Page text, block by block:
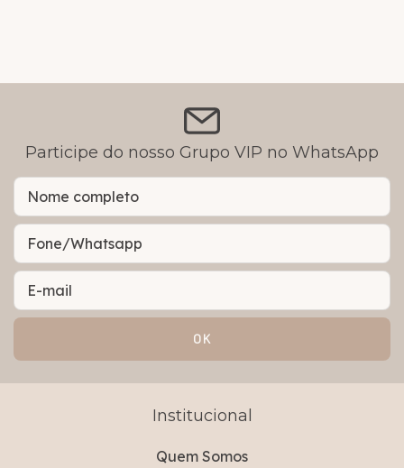
Participe do nosso Grupo VIP no WhatsApp
Institucional
Quem Somos